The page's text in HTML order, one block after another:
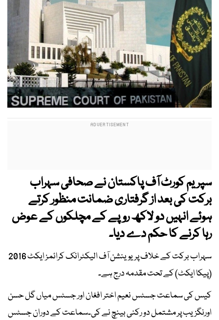
سپریم کورٹ آف پاکستان نے صحافی سہراب
برکت کی بعد از گرفتاری ضمانت منظور کرتے
ہوئے انہیں دو لاکھ روپے کے مچلکوں کے عوض
رہا کرنے کا حکم دے دیا۔
سہراب برکت کے خلاف پریوینشن آف الیکٹرانک کرائمز ایکٹ 2016
(پیکا ایکٹ) کے تحت مقدمہ درج ہے۔
کیس کی سماعت جسٹس نعیم اختر افغان اور جسٹس میاں گل حسن
اورنگزیب پر مشتمل دو رکنی بینچ نے کی۔سماعت کے دوران جسٹس